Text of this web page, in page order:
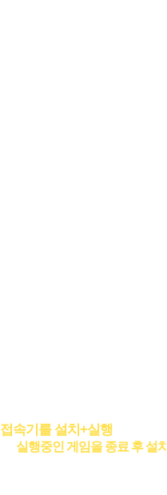
접속기를 설치+실행
실행중인 게임을 종료 후 설치